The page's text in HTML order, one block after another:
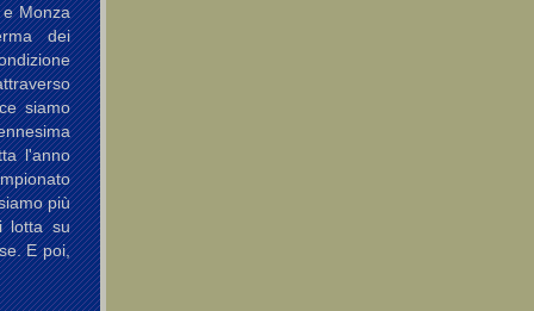
Monza
dei
siamo
l'anno
più
lotta su
E poi,